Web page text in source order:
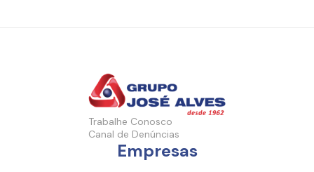
Trabalhe Conosco
Canal de Denúncias
Empresas